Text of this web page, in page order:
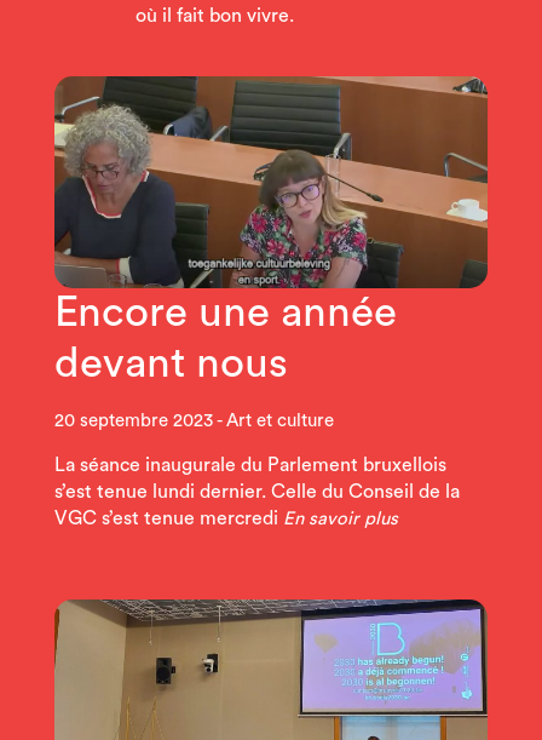
où il fait bon vivre.
Encore une année
devant nous
20 septembre 2023 Art et culture
La séance inaugurale du Parlement bruxellois
s’est tenue lundi dernier. Celle du Conseil de la
VGC s’est tenue mercredi En savoir plus